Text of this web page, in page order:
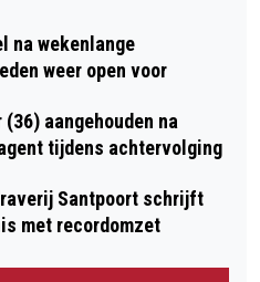
na wekenlange
weer open voor
aangehouden na
tijdens achtervolging
Santpoort schrijft
met recordomzet